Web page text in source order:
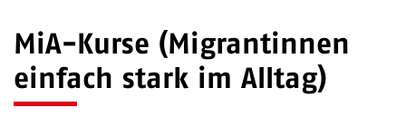
MiA-Kurse (Migrantinnen
einfach stark im Alltag)